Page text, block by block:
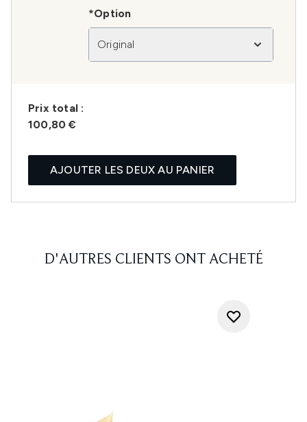
*Option
Original
Prix ​​total :
100,80 €
AJOUTER LES DEUX AU PANIER
D'AUTRES CLIENTS ONT ACHETÉ